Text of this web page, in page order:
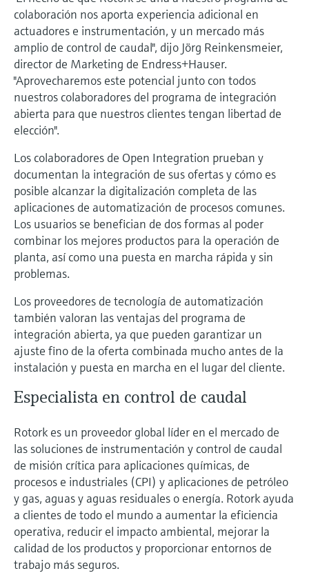
Visor de dispositivos
Encuentre información y documentación
específicas sobre los productos.
Buscador de repuestos
Encuentre repuestos por raíz del producto,
código de pedido o número de serie
electromecánico
Medición de nivel por barrera de
microondas
Level measurement with pressure
Ver todos
Medición mediante transmisión de
microondas
Memosens technology
Ver todos
la transparencia de los procesos
para una toma de decisiones más
sólida y fundamentada
colaboración nos aporta experiencia adicional en
actuadores e instrumentación, y un mercado más
amplio de control de caudal", dijo Jörg Reinkensmeier,
director de Marketing de Endress+Hauser.
"Aprovecharemos este potencial junto con todos
nuestros colaboradores del programa de integración
abierta para que nuestros clientes tengan libertad de
elección".
Los colaboradores de Open Integration prueban y
documentan la integración de sus ofertas y cómo es
posible alcanzar la digitalización completa de las
aplicaciones de automatización de procesos comunes.
Los usuarios se benefician de dos formas al poder
combinar los mejores productos para la operación de
planta, así como una puesta en marcha rápida y sin
problemas.
Los proveedores de tecnología de automatización
también valoran las ventajas del programa de
integración abierta, ya que pueden garantizar un
ajuste fino de la oferta combinada mucho antes de la
instalación y puesta en marcha en el lugar del cliente.
Especialista en control de caudal
Rotork es un proveedor global líder en el mercado de
las soluciones de instrumentación y control de caudal
de misión crítica para aplicaciones químicas, de
procesos e industriales (CPI) y aplicaciones de petróleo
y gas, aguas y aguas residuales o energía. Rotork ayuda
a clientes de todo el mundo a aumentar la eficiencia
operativa, reducir el impacto ambiental, mejorar la
calidad de los productos y proporcionar entornos de
trabajo más seguros.